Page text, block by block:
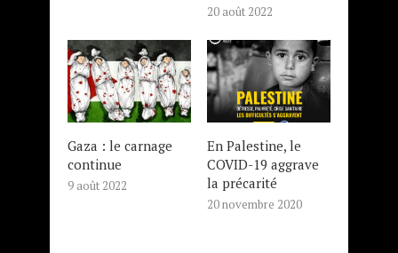
20 août 2022
Gaza : le carnage
continue
9 août 2022
En Palestine, le
COVID-19 aggrave
la précarité
20 novembre 2020